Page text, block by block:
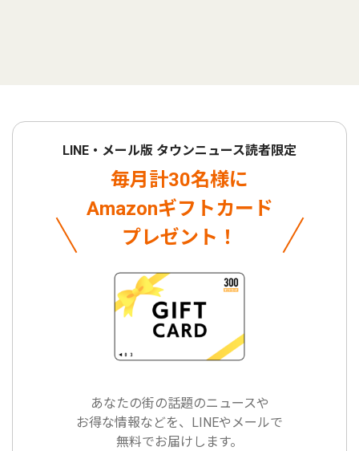
LINE・メール版 タウンニュース読者限定
毎月計30名様に
Amazonギフトカード
プレゼント！
あなたの街の話題のニュースや
お得な情報などを、LINEやメールで
無料でお届けします。